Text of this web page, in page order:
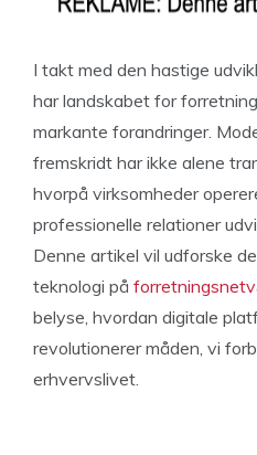
I takt med den hastige
har landskabet for
markante forandringer.
fremskridt har ikke alene
hvorpå virksomheder
professionelle relationer
Denne artikel vil udforske
teknologi på
belyse, hvordan digitale
revolutionerer måden, vi
erhvervslivet.